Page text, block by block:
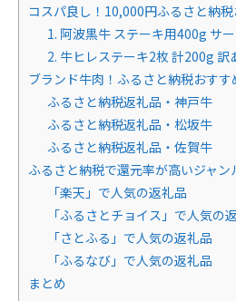
コスパ良し！10,000円ふるさと納
1. 阿波黒牛 ステーキ用400g サ
2. 牛ヒレステーキ2枚 計200g 訳
ブランド牛肉！ふるさと納税おすす
ふるさと納税返礼品・神戸牛
ふるさと納税返礼品・松坂牛
ふるさと納税返礼品・佐賀牛
ふるさと納税で還元率が高いジャン
「楽天」で人気の返礼品
「ふるさとチョイス」で人気の
「さとふる」で人気の返礼品
「ふるなび」で人気の返礼品
まとめ